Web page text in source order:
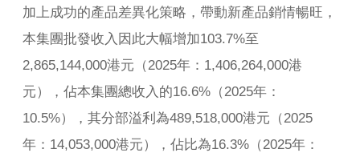
加上成功的產品差異化策略，帶動新產品銷情暢旺，
本集團批發收入因此大幅增加103.7%至
2,865,144,000港元（2025年：1,406,264,000港
元），佔本集團總收入的16.6%（2025年：
10.5%），其分部溢利為489,518,000港元（2025
年：14,053,000港元），佔比為16.3%（2025年：